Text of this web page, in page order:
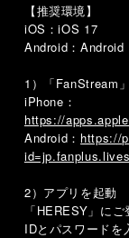
【推奨環境】
iOS：iOS 17
Android：Android
1）「FanStream
iPhone：
https://
Android： https://
2）アプリを起動
「HERESY」に
IDとパスワードを